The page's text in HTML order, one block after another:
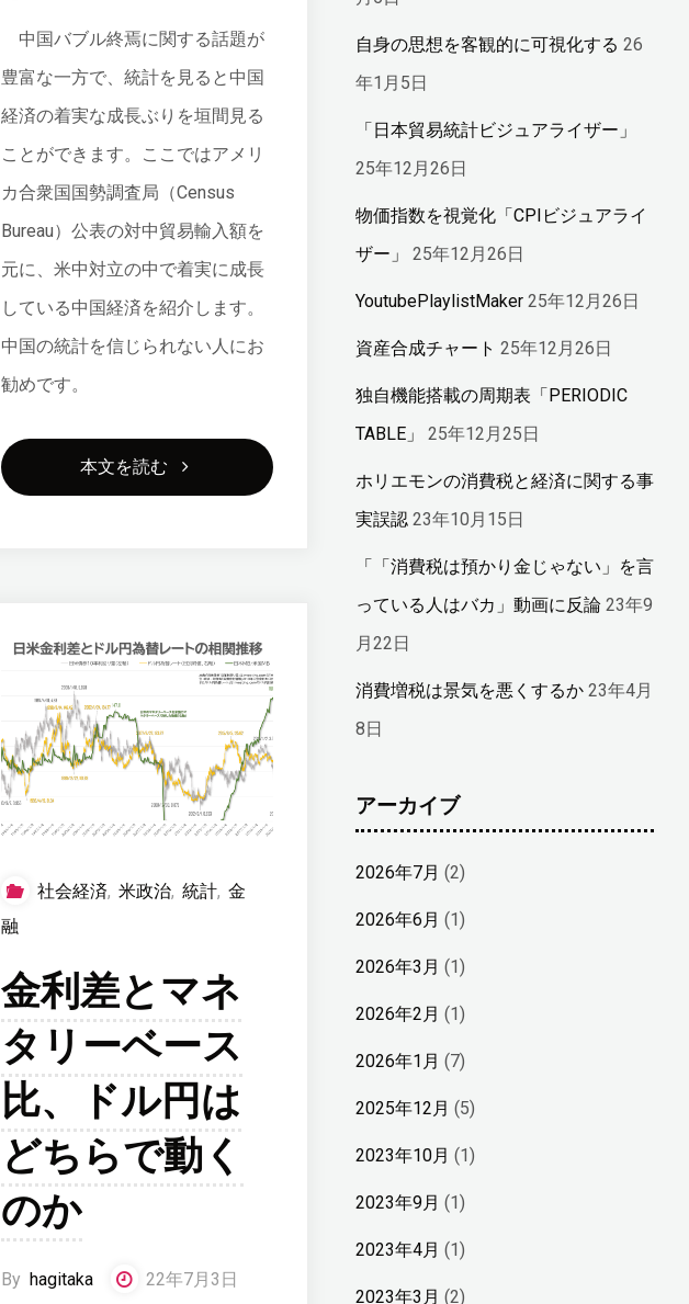
中国バブル終焉に関する話題が
豊富な一方で、統計を見ると中国
経済の着実な成長ぶりを垣間見る
ことができます。ここではアメリ
カ合衆国国勢調査局（Census
Bureau）公表の対中貿易輸入額を
元に、米中対立の中で着実に成長
している中国経済を紹介します。
中国の統計を信じられない人にお
勧めです。
本文を読む "中
壊
報
道
熱
も
経
済
社会経済, 米政治, 統計, 金
融
金利差とマネ
タリーベース
比、ドル円は
どちらで動く
のか
By hagitaka 22年7月3日
自身の思想を客観的に可視化する 26
年1月5日
「日本貿易統計ビジュアライザー」
25年12月26日
物価指数を視覚化「CPIビジュアライ
ザー」
25年12月26日
YoutubePlaylistMaker 25年12月26日
資産合成チャート 25年12月26日
独自機能搭載の周期表「PERIODIC
TABLE」
25年12月25日
ホリエモンの消費税と経済に関する事
実誤認 23年10月15日
「「消費税は預かり金じゃない」を言
っている人はバカ」動画に反論 23年9
月22日
消費増税は景気を悪くするか 23年4月
8日
アーカイブ
2026年7月 (2)
2026年6月 (1)
2026年3月 (1)
2026年2月 (1)
2026年1月 (7)
2025年12月 (5)
2023年10月 (1)
2023年9月 (1)
2023年4月 (1)
2023年3月 (2)